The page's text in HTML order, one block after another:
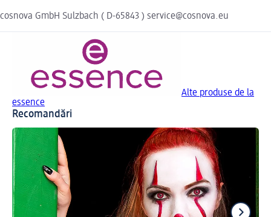
cosnova GmbH Sulzbach ( D-65843 ) service@cosnova.eu
Alte produse de la
essence
Recomandări